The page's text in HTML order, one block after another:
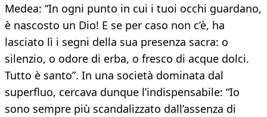
Medea: “In ogni punto in cui i tuoi occhi guardano,
è nascosto un Dio! E se per caso non c’è, ha
lasciato lì i segni della sua presenza sacra: o
silenzio, o odore di erba, o fresco di acque dolci.
Tutto è santo”. In una società dominata dal
superfluo, cercava dunque l’indispensabile: “Io
sono sempre più scandalizzato dall’assenza di